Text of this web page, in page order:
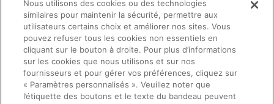
Association of Regulatory Boards of
Optometry (ARBO)
Nous utilisons des cookies ou des technologies
similaires pour maintenir la sécurité, permettre aux
utilisateurs certains choix et améliorer nos sites. Vous
pouvez refuser tous les cookies non essentiels en
cliquant sur le bouton à droite. Pour plus d’informations
sur les cookies que nous utilisons et sur nos
fournisseurs et pour gérer vos préférences, cliquez sur
« Paramètres personnalisés ». Veuillez noter que
l’étiquette des boutons et le texte du bandeau peuvent